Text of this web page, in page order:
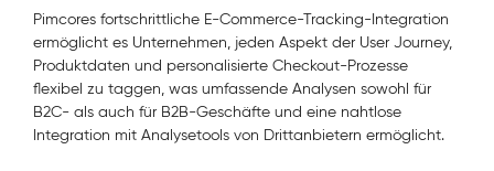
Pimcores fortschrittliche E-Commerce-Tracking-Integration
ermöglicht es Unternehmen, jeden Aspekt der User Journey,
Produktdaten und personalisierte Checkout-Prozesse
flexibel zu taggen, was umfassende Analysen sowohl für
B2C- als auch für B2B-Geschäfte und eine nahtlose
Integration mit Analysetools von Drittanbietern ermöglicht.